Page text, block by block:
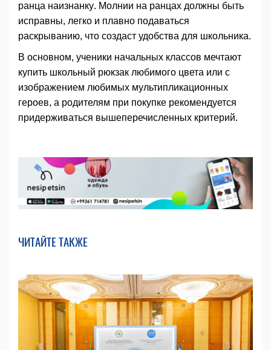
ранца наизнанку. Молнии на ранцах должны быть
исправны, легко и плавно подаваться
раскрыванию, что создаст удобства для школьника.
В основном, ученики начальных классов мечтают
купить школьный рюкзак любимого цвета или с
изображением любимых мультипликационных
героев, а родителям при покупке рекомендуется
придерживаться вышеперечисленных критерий.
ЧИТАЙТЕ ТАКЖЕ